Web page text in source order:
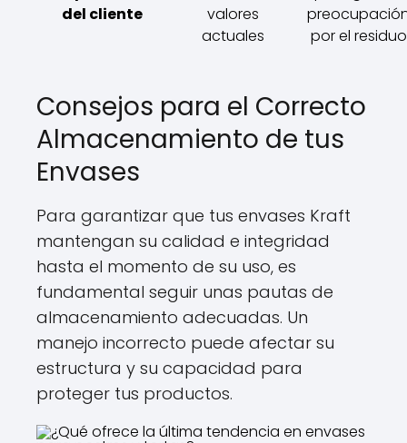
del cliente
valores
actuales
por el residuo
Consejos para el Correcto
Almacenamiento de tus
Envases
Para garantizar que tus envases Kraft
mantengan su calidad e integridad
hasta el momento de su uso, es
fundamental seguir unas pautas de
almacenamiento adecuadas. Un
manejo incorrecto puede afectar su
estructura y su capacidad para
proteger tus productos.